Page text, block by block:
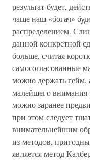
результат будет,
чаще наш «богач»
распределением.
данной конкретной
больше, считая
самосогласованные
можно держать
малейшего внимания
можно заранее
при этом следует
внимательнейшим
из методов,
является метод